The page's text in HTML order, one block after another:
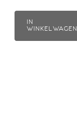
IN
WINKELWAGEN